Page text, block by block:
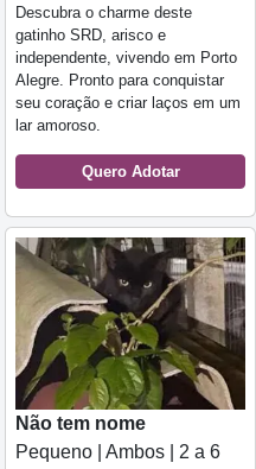
Descubra o charme deste
gatinho SRD, arisco e
independente, vivendo em Porto
Alegre. Pronto para conquistar
seu coração e criar laços em um
lar amoroso.
Quero Adotar
Não tem nome
Pequeno | Ambos | 2 a 6